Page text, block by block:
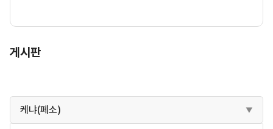
게시판
케냐(폐소)